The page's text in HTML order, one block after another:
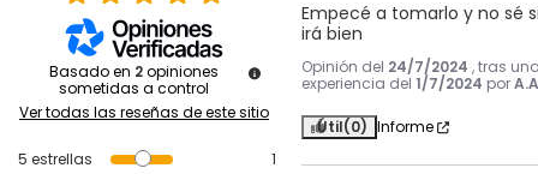
Basado en 2 opiniones
sometidas a control
Ver todas las reseñas de este sitio
5 estrellas
1
Empecé a tomarlo y no sé
irá bien
Opinión del 24/7/2024 , tras
experiencia del 1/7/2024 por
Útil(0) Informe